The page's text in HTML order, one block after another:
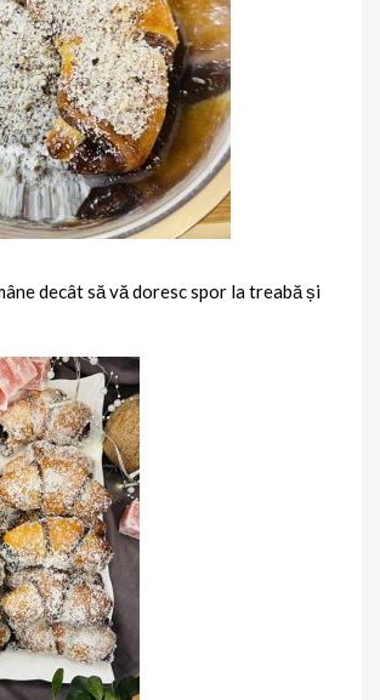
decât să vă doresc spor la treabă și